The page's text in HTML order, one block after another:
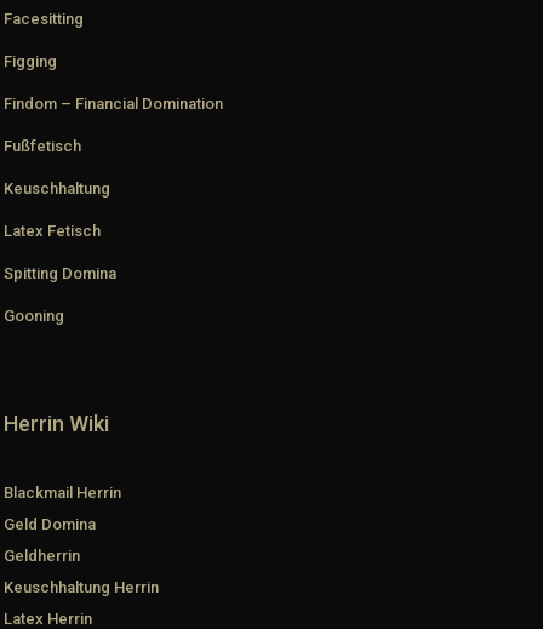
Facesitting
Figging
Findom – Financial Domination
Fußfetisch
Keuschhaltung
Latex Fetisch
Spitting Domina
Gooning
Herrin Wiki
Blackmail Herrin
Geld Domina
Geldherrin
Keuschhaltung Herrin
Latex Herrin